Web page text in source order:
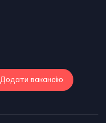
Додати вакансію